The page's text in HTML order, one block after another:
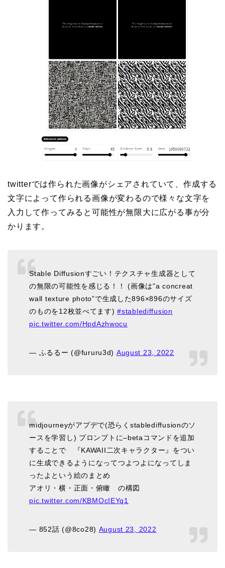
twitterでは作られた画像がシェアされていて、作成する
文字によって作られる画像が変わるので様々な文字を
入力して作ってみると可能性が無限大に広がる事が分
かります。
Stable Diffusionすごい！テクスチャ生成器として
の無限の可能性を感じる！！ (画像は”a concreat
wall texture photo”で生成した896×896のサイズ
のものを12枚並べてます)#stablediffusion
pic.twitter.com/HpdAzhwocu
— ふるるー (@fururu3d) August 23, 2022
midjourneyがアプデで(恐らくstablediffusionのソ
ースを学習し) プロンプトに–betaコマンドを追加
することで 『KAWAII二次キャラクター』をつい
に生成できるようになってつよつよになってしま
ったよという絵のまとめ
アオリ・横・正面・俯瞰 の構図
pic.twitter.com/KBMOcIEYq1
— 852話 (@8co28) August 23, 2022